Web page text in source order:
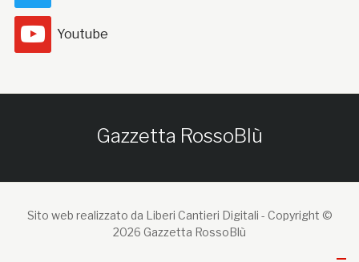
Youtube
Gazzetta RossoBlù
Sito web realizzato da Liberi Cantieri Digitali - Copyright ©
2026 Gazzetta RossoBlù